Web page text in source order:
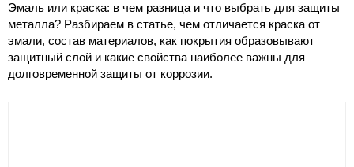
Эмаль или краска: в чем разница и что выбрать для защиты
металла? Разбираем в статье, чем отличается краска от
эмали, состав материалов, как покрытия образовывают
защитный слой и какие свойства наиболее важны для
долговременной защиты от коррозии.